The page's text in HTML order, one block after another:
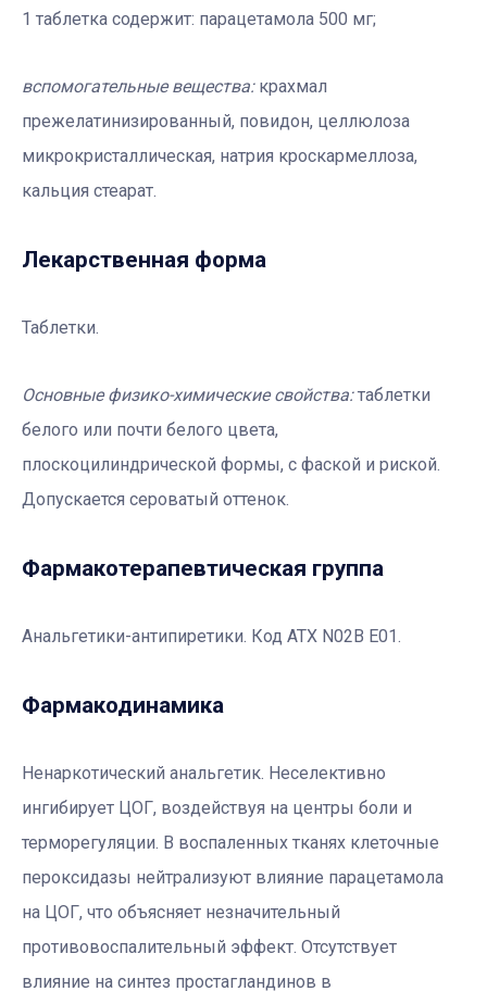
1 таблетка содержит: парацетамола 500 мг;
вспомогательные вещества:крахмал
прежелатинизированный, повидон, целлюлоза
микрокристаллическая, натрия кроскармеллоза,
кальция стеарат.
Лекарственная форма
Таблетки.
Основные физико-химические свойства:таблетки
белого или почти белого цвета,
плоскоцилиндрической формы, с фаской и риской.
Допускается сероватый оттенок.
Фармакотерапевтическая группа
Анальгетики-антипиретики. Код АТХ N02B E01.
Фармакодинамика
Ненаркотический анальгетик. Неселективно
ингибирует ЦОГ, воздействуя на центры боли и
терморегуляции. В воспаленных тканях клеточные
пероксидазы нейтрализуют влияние парацетамола
на ЦОГ, что объясняет незначительный
противовоспалительный эффект. Отсутствует
влияние на синтез простагландинов в